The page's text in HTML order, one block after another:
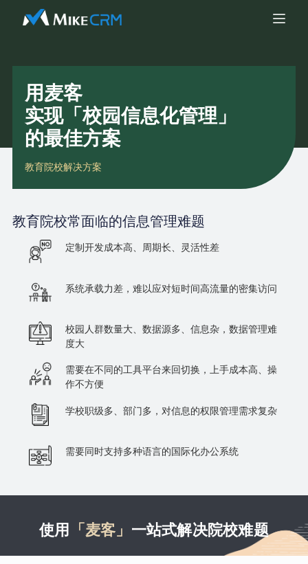
用麦客
实现「校园信息化管理」
的最佳方案
教育院校解决方案
教育院校常面临的信息管理难题
定制开发成本高、周期长、灵活性差
系统承载力差，难以应对短时间高流量的密集访问
校园人群数量大、数据源多、信息杂，数据管理难
度大
需要在不同的工具平台来回切换，上手成本高、操
作不方便
学校职级多、部门多，对信息的权限管理需求复杂
需要同时支持多种语言的国际化办公系统
使用 「麦客」 一站式解决院校难题